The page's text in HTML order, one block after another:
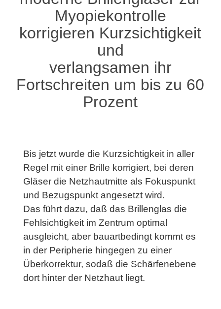
Myopiekontrolle
korrigieren Kurzsichtigkeit
und
verlangsamen ihr
Fortschreiten um bis zu 60
Prozent
Bis jetzt wurde die Kurzsichtigkeit in aller
Regel mit einer Brille korrigiert, bei deren
Gläser die Netzhautmitte als Fokuspunkt
und Bezugspunkt angesetzt wird.
Das führt dazu, daß das Brillenglas die
Fehlsichtigkeit im Zentrum optimal
ausgleicht, aber bauartbedingt kommt es
in der Peripherie hingegen zu einer
Überkorrektur, sodaß die Schärfenebene
dort hinter der Netzhaut liegt.